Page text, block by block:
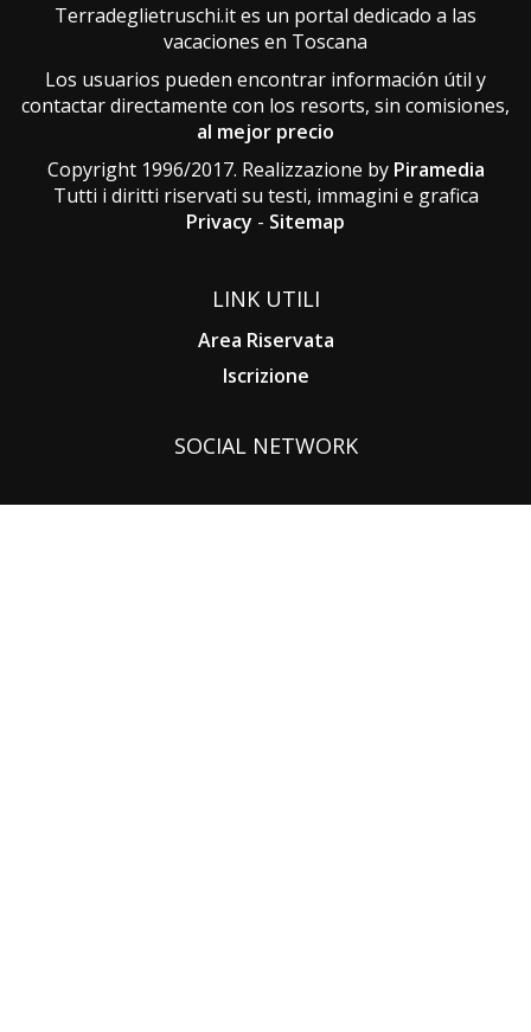
Terradeglietruschi.it es un portal dedicado a las
vacaciones en Toscana
Los usuarios pueden encontrar información útil y
contactar directamente con los resorts, sin comisiones,
al mejor precio
Copyright 1996/2017. Realizzazione by Piramedia
Tutti i diritti riservati su testi, immagini e grafica
Privacy - Sitemap
LINK UTILI
Area Riservata
Iscrizione
SOCIAL NETWORK